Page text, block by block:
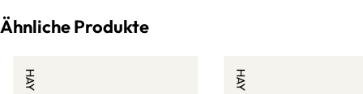
Ähnliche Produkte
HAY HAY